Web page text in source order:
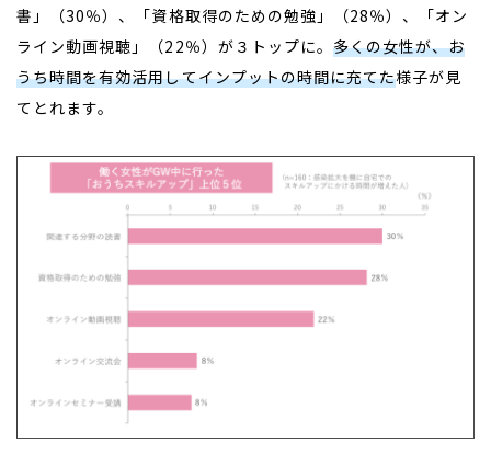
書」（30％）、「資格取得のための勉強」（28％）、「オン
ライン動画視聴」（22％）が３トップに。多くの女性が、お
うち時間を有効活用してインプットの時間に充てた様子が見
てとれます。